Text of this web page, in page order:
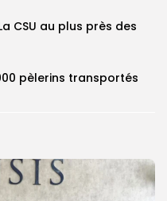
CSU au plus près des
pèlerins transportés